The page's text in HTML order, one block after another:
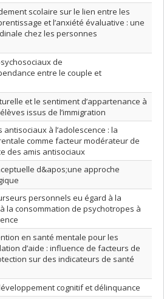
scolaire sur le lien entre les
et l’anxiété évaluative : une
chez les personnes
de
entre le couple et
et le sentiment d’appartenance à
issus de l’immigration
à l’adolescence : la
comme facteur modérateur de
des amis antisociaux
d&apos;une approche
personnels eu égard à la
la consommation de psychotropes à
en santé mentale pour les
d’aide : influence de facteurs de
sur des indicateurs de santé
cognitif et délinquance